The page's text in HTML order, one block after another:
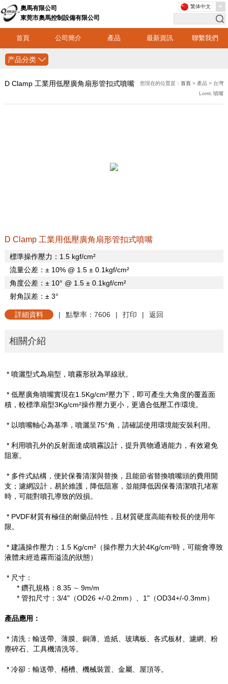
奧馬有限公司
東莞市奧馬控制設備有限公司
首頁 公司簡介 產品 最新資訊 聯繫我們
繁体中文
产品分类
D Clamp 工業用低壓廣角扇形管扣式噴嘴 您現在的位置是：首頁 > 產品 > 台灣
Lorric 噴嘴
D Clamp 工業用低壓廣角扇形管扣式噴嘴
標準操作壓力： 1.5 kgf/cm²
流量公差：±10% @ 1.5 ±0.1kgf/cm²
角度公差：±10° @ 1.5 ±0.1kgf/cm²
射角誤差：±3°
詳細資料 | 點擊率：7606 | 打印 | 返回
相關介紹
* 噴灑型式為扇型，噴霧形狀為單線狀。
* 低壓廣角噴嘴實現在1.5Kg/cm²壓力下，即可產生大角度的覆蓋面
積，較標準扇型3Kg/cm²操作壓力更小，更適合低壓工作環境。
* 以噴嘴軸心為基準，噴灑呈75°角，請確認使用環境能安裝利用。
* 利用噴孔外的反射面達成噴霧設計，提升異物通過能力，有效避免
阻塞。
* 多件式結構，便於保養清潔與替換，且能節省替換噴嘴頭的費用開
支；濾網設計，易於維護，降低阻塞，並能降低因保養清潔噴孔堵塞
時，可能對噴孔導致的毀損。
* PVDF材質有極佳的耐藥品特性，且材質硬度高能有較長的使用年
限。
* 建議操作壓力： 1.5 Kg/cm²（操作壓力大於4Kg/cm²時，可能會導致
液體未經造霧而溢流的狀態）
* 尺寸：
* 鑽孔規格： 8.35 ∼ 9m/m
* 管扣尺寸： 3/4"（OD26 +/-0.2mm）、 1"（OD34+/-0.3mm）
產品應用：
* 清洗：輸送帶、薄膜、銅薄、造紙、玻璃板、各式板材、濾網、粉
塵碎石、工具機清洗等。
* 冷卻：輸送帶、桶槽、機械裝置、金屬、屋頂等。